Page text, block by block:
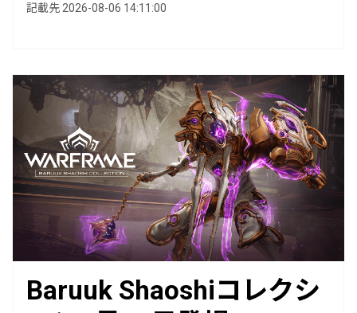
記載先 2026-08-06 14:11:00
Baruuk Shaoshiコレクシ